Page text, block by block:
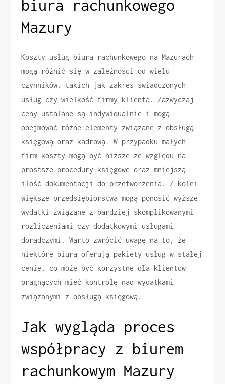
biura rachunkowego
Mazury
Koszty usług biura rachunkowego na Mazurach
mogą różnić się w zależności od wielu
czynników, takich jak zakres świadczonych
usług czy wielkość firmy klienta. Zazwyczaj
ceny ustalane są indywidualnie i mogą
obejmować różne elementy związane z obsługą
księgową oraz kadrową. W przypadku małych
firm koszty mogą być niższe ze względu na
prostsze procedury księgowe oraz mniejszą
ilość dokumentacji do przetworzenia. Z kolei
większe przedsiębiorstwa mogą ponosić wyższe
wydatki związane z bardziej skomplikowanymi
rozliczeniami czy dodatkowymi usługami
doradczymi. Warto zwrócić uwagę na to, że
niektóre biura oferują pakiety usług w stałej
cenie, co może być korzystne dla klientów
pragnących mieć kontrolę nad wydatkami
związanymi z obsługą księgową.
Jak wygląda proces
współpracy z biurem
rachunkowym Mazury